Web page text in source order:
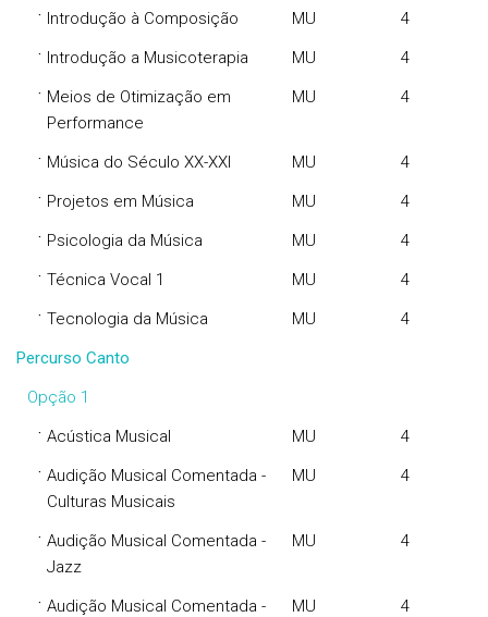
· Introdução à Composição MU 4
· Introdução a Musicoterapia MU 4
· Meios de Otimização em
Performance
MU 4
· Música do Século XX-XXI MU 4
· Projetos em Música MU 4
· Psicologia da Música MU 4
· Técnica Vocal 1 MU 4
· Tecnologia da Música MU
4
Percurso Canto
Opção 1
· Acústica Musical MU 4
· Audição Musical Comentada -
Culturas Musicais
MU 4
· Audição Musical Comentada -
Jazz
MU 4
· Audição Musical Comentada -
MU 4